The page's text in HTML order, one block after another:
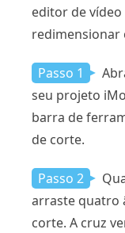
editor de
redimensionar
Passo 1
seu projeto
barra de
de corte.
Passo 2
arraste quatro
corte. A cruz